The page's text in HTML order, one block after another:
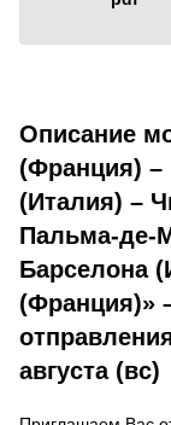
Описание
(Франция) –
(Италия) –
Пальма-де-
Барселона
(Франция)»
августа (вс)